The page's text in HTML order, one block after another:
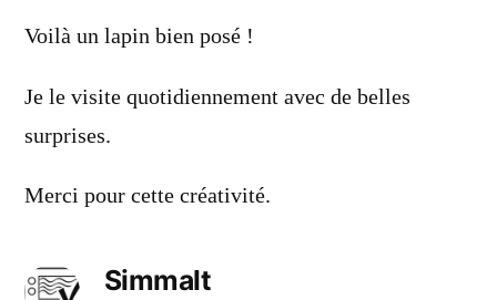
dit :
Voilà un lapin bien posé !
Je le visite quotidiennement avec de belles
surprises.
Merci pour cette créativité.
Simmalt